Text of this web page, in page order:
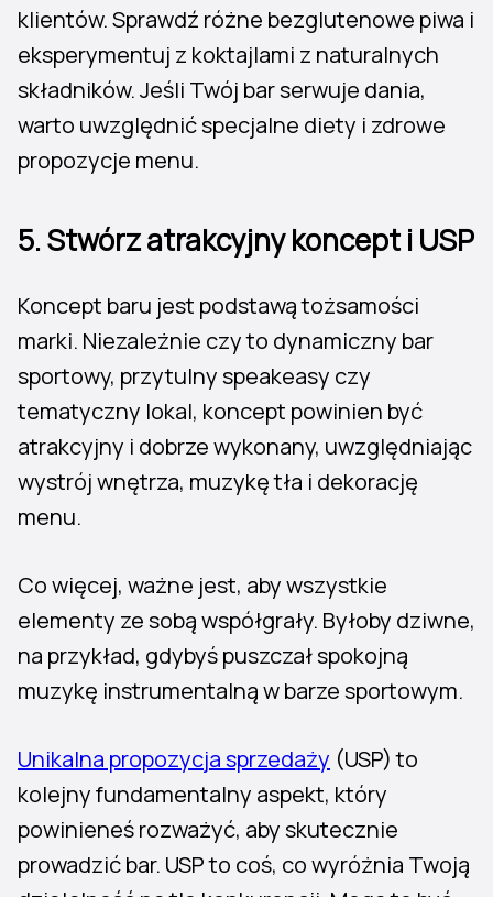
klientów. Sprawdź różne bezglutenowe piwa i
eksperymentuj z koktajlami z naturalnych
składników. Jeśli Twój bar serwuje dania,
warto uwzględnić specjalne diety i zdrowe
propozycje menu.
5. Stwórz atrakcyjny koncept i USP
Koncept baru jest podstawą tożsamości
marki. Niezależnie czy to dynamiczny bar
sportowy, przytulny speakeasy czy
tematyczny lokal, koncept powinien być
atrakcyjny i dobrze wykonany, uwzględniając
wystrój wnętrza, muzykę tła i dekorację
menu.
Co więcej, ważne jest, aby wszystkie
elementy ze sobą współgrały. Byłoby dziwne,
na przykład, gdybyś puszczał spokojną
muzykę instrumentalną w barze sportowym.
Unikalna propozycja sprzedaży (USP) to
kolejny fundamentalny aspekt, który
powinieneś rozważyć, aby skutecznie
prowadzić bar. USP to coś, co wyróżnia Twoją